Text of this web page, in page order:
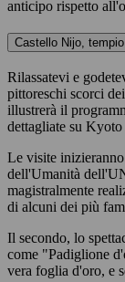
anticipo rispetto
Castello Nijo,
Rilassatevi e
pittoreschi scorci
illustrerà il
dettagliate su Kyoto
Le visite
dell'Umanità
magistralmente
di alcuni dei più
Il secondo, lo
come "Padiglione
vera foglia d'oro, e